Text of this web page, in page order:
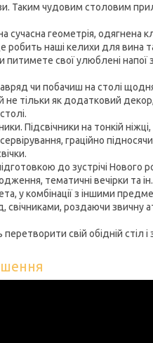
Таким чудовим столовим
сучасна геометрія, одягнена
робить наші келихи для вина
свої улюблені
чи побачиш на столі
тільки як додатковий декор,
Підсвічники на тонкій ніжці,
граційно
до зустрічі Нового
тематичні вечірки та ін.
у комбінації з іншими
свічниками, роздаючи звичну
свій обідній стіл і